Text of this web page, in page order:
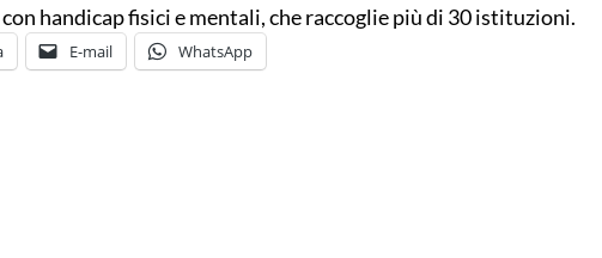
handicap fisici e mentali, che raccoglie più di 30 istituzioni.
E-mail WhatsApp